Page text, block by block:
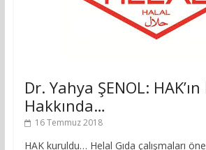
Dr. Yahya ŞENOL:
Hakkında…
16 Temmuz 2018
HAK kuruldu… Helal Gıda çalışmaları